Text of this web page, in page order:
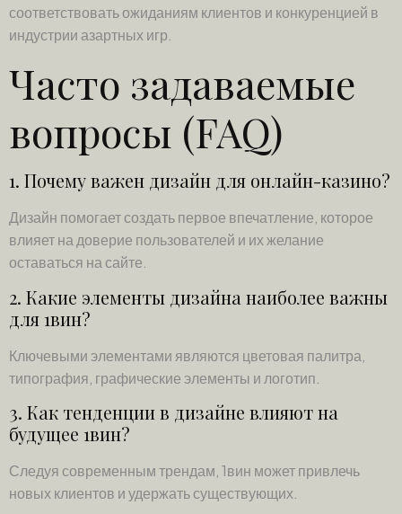
соответствовать ожиданиям клиентов и конкуренцией в
индустрии азартных игр.
Часто задаваемые
вопросы (FAQ)
1. Почему важен дизайн для онлайн-казино?
Дизайн помогает создать первое впечатление, которое
влияет на доверие пользователей и их желание
оставаться на сайте.
2. Какие элементы дизайна наиболее важны
для 1вин?
Ключевыми элементами являются цветовая палитра,
типография, графические элементы и логотип.
3. Как тенденции в дизайне влияют на
будущее 1вин?
Следуя современным трендам, 1вин может привлечь
новых клиентов и удержать существующих.